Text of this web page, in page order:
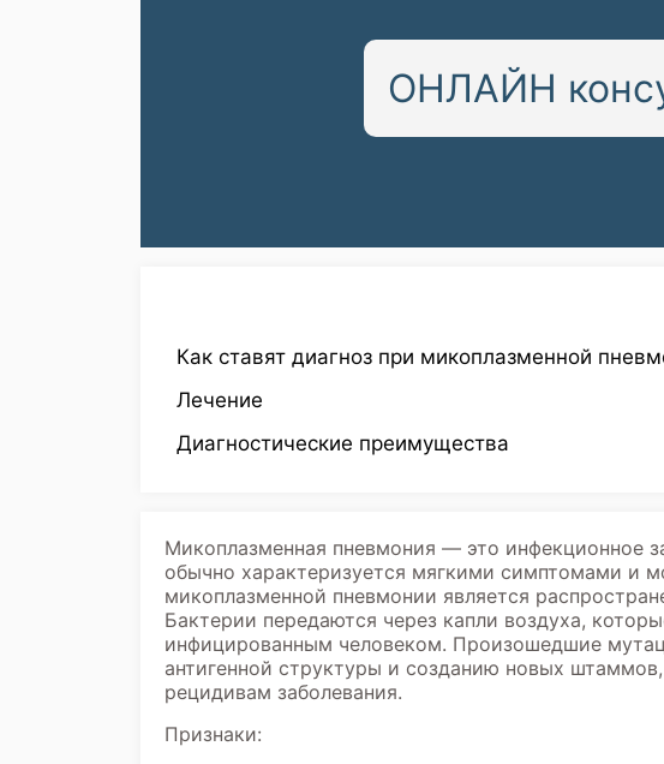
ОНЛАЙН
Как ставят диагноз при микоплазменной
Лечение
Диагностические преимущества
Микоплазменная пневмония — это инфекционное
обычно характеризуется мягкими симптомами и
микоплазменной пневмонии является
Бактерии передаются через капли воздуха,
инфицированным человеком. Произошедшие
антигенной структуры и созданию новых
рецидивам заболевания.
Признаки: